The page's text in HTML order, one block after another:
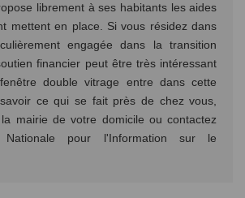
librement à ses habitants les aides
mettent en place. Si vous résidez dans
engagée dans la transition
financier peut être très intéressant
double vitrage entre dans cette
ce qui se fait près de chez vous,
mairie de votre domicile ou contactez
Nationale pour l'Information sur le